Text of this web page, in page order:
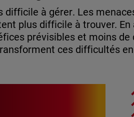
difficile à gérer. Les
plus difficile à trouver.
prévisibles et moins
ces difficultés